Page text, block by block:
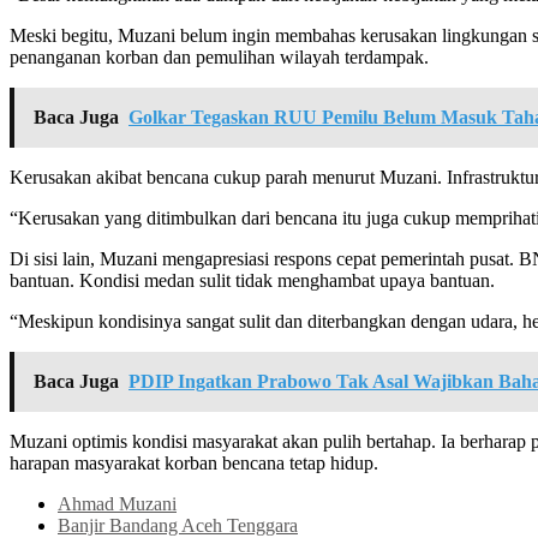
Meski begitu, Muzani belum ingin membahas kerusakan lingkungan
penanganan korban dan pemulihan wilayah terdampak.
Baca Juga Golkar Tegaskan RUU Pemilu Belum Masuk
Kerusakan akibat bencana cukup parah menurut Muzani.
“Kerusakan yang ditimbulkan dari bencana itu juga cukup
Di sisi lain, Muzani mengapresiasi respons cepat pemerintah pusat.
bantuan. Kondisi medan sulit tidak menghambat upaya bantuan.
“Meskipun kondisinya sangat sulit dan diterbangkan dengan udara,
Baca Juga PDIP Ingatkan Prabowo Tak Asal Wajibkan
Muzani optimis kondisi masyarakat akan pulih bertahap. Ia
harapan masyarakat korban bencana tetap hidup.​​​​​​​​​​​​​​​​
Ahmad Muzani
Banjir Bandang Aceh Tenggara